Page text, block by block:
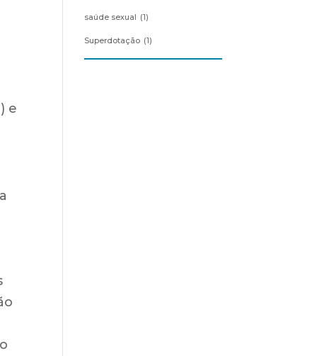
e
saúde sexual (1)
Superdotação (1)